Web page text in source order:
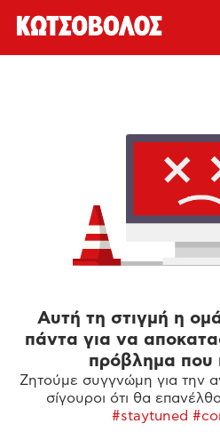
Αυτή τη στιγμή η
πάντα για να
πρόβλημα που
Ζητούμε συγγνώμη για την
σίγουροι ότι θα
#staytuned